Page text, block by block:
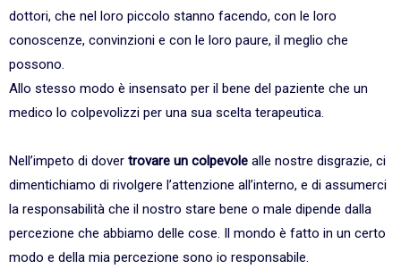
dottori, che nel loro piccolo stanno facendo, con le loro
conoscenze, convinzioni e con le loro paure, il meglio che
possono.
Allo stesso modo è insensato per il bene del paziente che un
medico lo colpevolizzi per una sua scelta terapeutica.
Nell’impeto di dover trovare un colpevole alle nostre disgrazie, ci
dimentichiamo di rivolgere l’attenzione all’interno, e di assumerci
la responsabilità che il nostro stare bene o male dipende dalla
percezione che abbiamo delle cose. Il mondo è fatto in un certo
modo e della mia percezione sono io responsabile.